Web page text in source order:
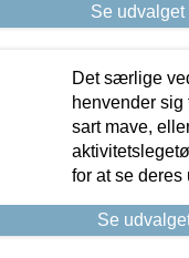
Se
Det særlige
henvender
sart mave,
for at se deres
Se